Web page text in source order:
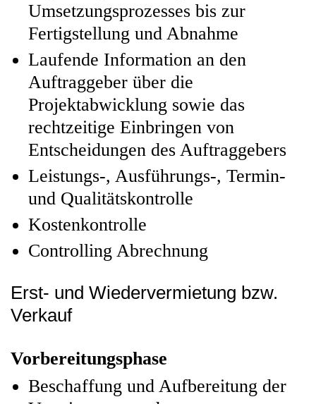
Umsetzungsprozesses bis zur
Fertigstellung und Abnahme
Laufende Information an den
Auftraggeber über die
Projektabwicklung sowie das
rechtzeitige Einbringen von
Entscheidungen des Auftraggebers
Leistungs-, Ausführungs-, Termin-
und Qualitätskontrolle
Kostenkontrolle
Controlling Abrechnung
Erst- und Wiedervermietung bzw.
Verkauf
Vorbereitungsphase
Beschaffung und Aufbereitung der